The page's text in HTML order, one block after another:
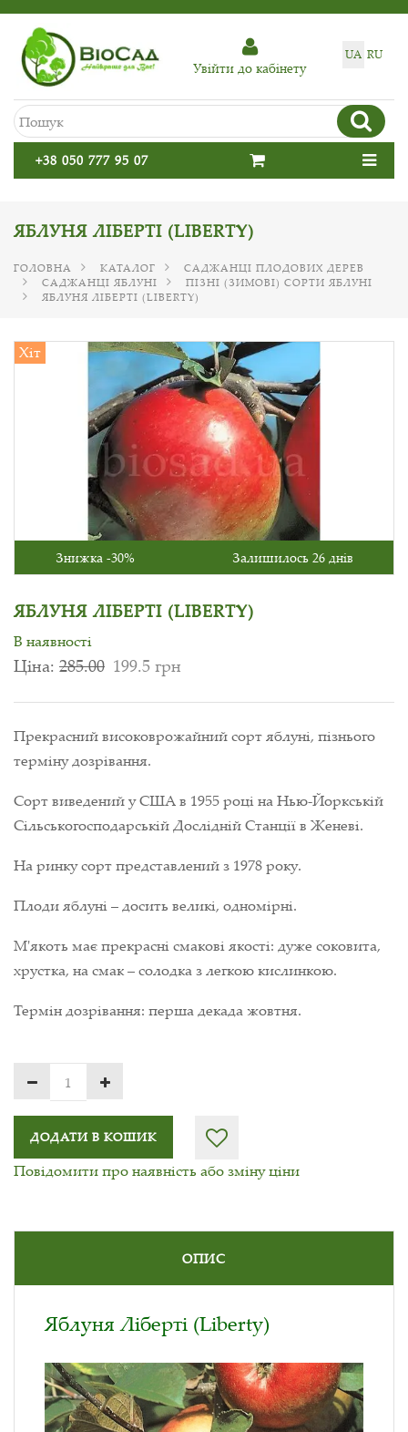
UA RU
Увiйти до кабiнету
+38 050 777 95 07
ЯБЛУНЯ ЛІБЕРТІ (LIBERTY)
ГОЛОВНА КАТАЛОГ
САДЖАНЦІ ПЛОДОВИХ ДЕРЕВ
САДЖАНЦІ ЯБЛУНІ
ПІЗНІ (ЗИМОВІ) СОРТИ ЯБЛУНІ
ЯБЛУНЯ ЛІБЕРТІ (LIBERTY)
Хіт
Знижка -30% Залишилось 26 днів
ЯБЛУНЯ ЛІБЕРТІ (LIBERTY)
В наявності
Ціна: 285.00 199.5 грн
Прекрасний високоврожайний сорт яблуні, пізнього
терміну дозрівання.
Сорт виведений у США в 1955 році на Нью-Йоркській
Сільськогосподарській Дослідній Станції в Женеві.
На ринку сорт представлений з 1978 року.
Плоди яблуні – досить великі, одномірні.
М'якоть має прекрасні смакові якості: дуже соковита,
хрустка, на смак – солодка з легкою кислинкою.
Термін дозрівання: перша декада жовтня.
ДОДАТИ В КОШИК
Повідомити про наявність або зміну ціни
ОПИС
Яблуня Ліберті (Liberty)